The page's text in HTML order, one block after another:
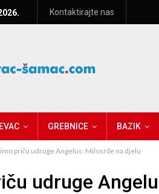
Kontaktirajte nas
GREBNICE BAZIK
priču udruge Angelus: Milosrđe na djelu
udruge